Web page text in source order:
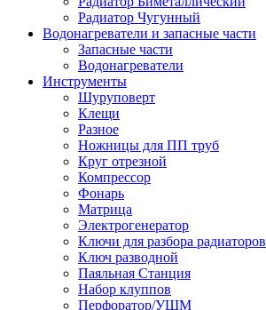
Радиатор Чугунный
Водонагреватели и запасные части
Запасные части
Водонагреватели
Инструменты
Шуруповерт
Клещи
Разное
Ножницы для ПП труб
Круг отрезной
Компрессор
Фонарь
Матрица
Электрогенератор
Ключи для разбора радиаторов
Ключ разводной
Паяльная Станция
Набор клуппов
Перфоратор/УШМ